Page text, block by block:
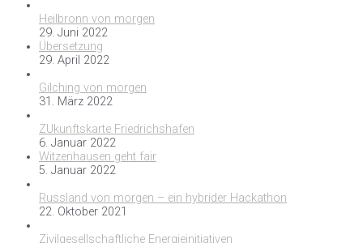
Heilbronn von morgen
29. Juni 2022
Übersetzung
29. April 2022
Gilching von morgen
31. März 2022
ZUkunftskarte Friedrichshafen
6. Januar 2022
Witzenhausen geht fair
5. Januar 2022
Russland von morgen – ein hybrider Hackathon
22. Oktober 2021
Zivilgesellschaftliche Energieinitiativen